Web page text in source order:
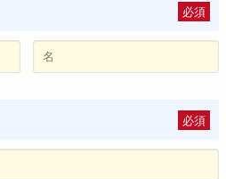
必須
必須